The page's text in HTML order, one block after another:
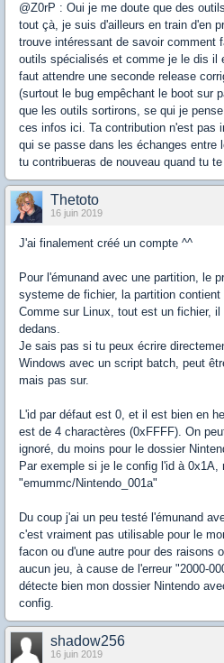
@Z0rP : Oui je me doute que des
tout çà, je suis d'ailleurs en train d'en
trouve intéressant de savoir comment
outils spécialisés et comme je le dis il
faut attendre une seconde release
(surtout le bug empêchant le boot sur
que les outils sortirons, se qui je
ces infos ici. Ta contribution n'est pas
qui se passe dans les échanges entre
tu contribueras de nouveau quand tu
Thetoto
16 juin 2019
J'ai finalement créé un compte ^^
Pour l'émunand avec une partition, le
systeme de fichier, la partition
Comme sur Linux, tout est un fichier,
dedans.
Je sais pas si tu peux écrire
Windows avec un script batch, peut
mais pas sur.
L'id par défaut est 0, et il est bien en
est de 4 charactères (0xFFFF). On
ignoré, du moins pour le dossier
Par exemple si je le config l'id à 0x1A,
"emummc/Nintendo_001a"
Du coup j'ai un peu testé l'émunand
c'est vraiment pas utilisable pour le
facon ou d'une autre pour des raisons
aucun jeu, à cause de l'erreur "2000-
détecte bien mon dossier Nintendo
config.
shadow256
16 juin 2019